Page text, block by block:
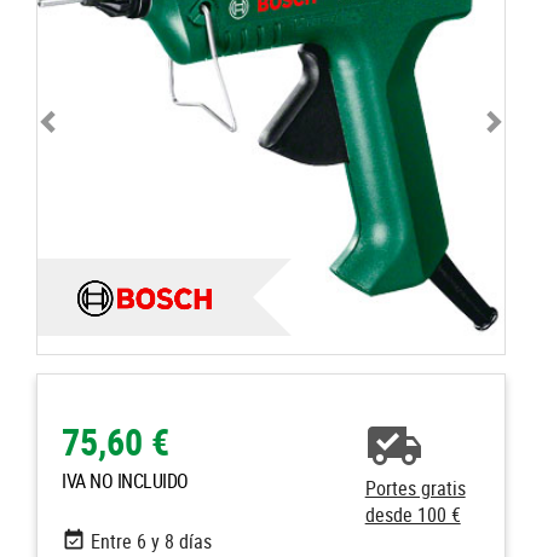
75,60 €
IVA NO INCLUIDO
Portes gratis
desde 100 €
Entre 6 y 8 días